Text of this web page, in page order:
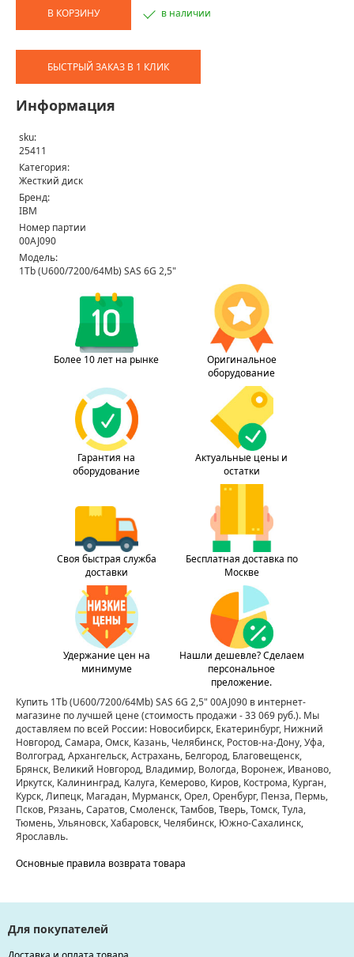
В КОРЗИНУ в наличии
БЫСТРЫЙ ЗАКАЗ В 1 КЛИК
Информация
sku:
25411
Категория:
Жесткий диск
Бренд:
IBM
Номер партии
00AJ090
Модель:
1Tb (U600/7200/64Mb) SAS 6G 2,5"
Более 10 лет на рынке
Оригинальное
оборудование
Гарантия на
оборудование
Актуальные цены и
остатки
Своя быстрая служба
доставки
Бесплатная доставка по
Москве
Удержание цен на
минимуме
Нашли дешевле? Сделаем
персональное
преложение.
Купить 1Tb (U600/7200/64Mb) SAS 6G 2,5" 00AJ090 в интернет-
магазине по лучшей цене(стоимость продажи - 33 069 руб.). Мы
доставляем по всей России: Новосибирск, Екатеринбург, Нижний
Новгород, Самара, Омск, Казань, Челябинск, Ростов-на-Дону, Уфа,
Волгоград, Архангельск, Астрахань, Белгород, Благовещенск,
Брянск, Великий Новгород, Владимир, Вологда, Воронеж, Иваново,
Иркутск, Калининград, Калуга, Кемерово, Киров, Кострома, Курган,
Курск, Липецк, Магадан, Мурманск, Орел, Оренбург, Пенза, Пермь,
Псков, Рязань, Саратов, Смоленск, Тамбов, Тверь, Томск, Тула,
Тюмень, Ульяновск, Хабаровск, Челябинск, Южно-Сахалинск,
Ярославль.
Основные правила возврата товара
Для покупателей